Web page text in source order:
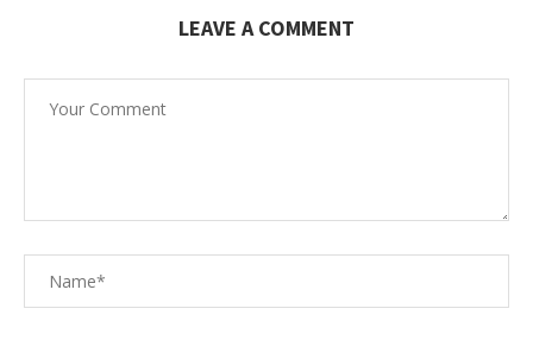
LEAVE A COMMENT